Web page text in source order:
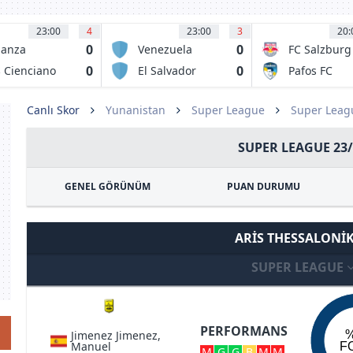
23:00 4
0
Cienciano 0
23:00 3
Venezuela 0
El Salvador 0
FC Salzburg
Pafos FC
Canlı Skor Yunanistan Super League Super
SUPER LEAGUE
GENEL GÖRÜNÜM PUAN DURUMU
ARIS
SUPER LEAGUE
Jimenez Jimenez,
Manuel
PERFORMANS